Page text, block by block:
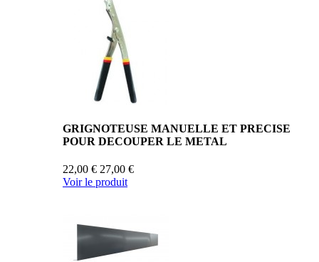
GRIGNOTEUSE MANUELLE ET PRECISE
POUR DECOUPER LE METAL
22,00 € 27,00 €
Voir le produit